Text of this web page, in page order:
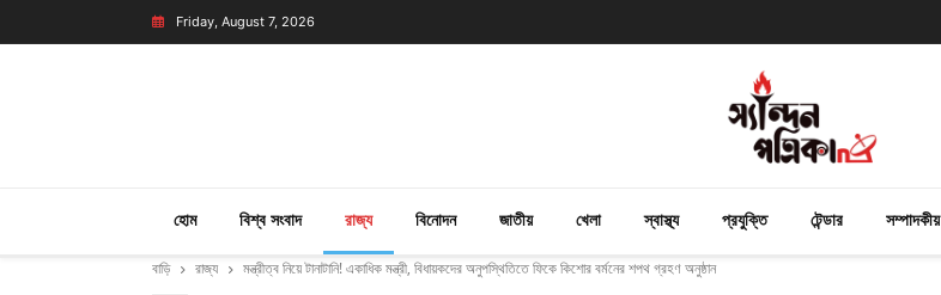
Friday, August 7, 2026
হোম বিশ্ব সংবাদ রাজ্য বিনোদন জাতীয় খেলা স্বাস্থ্য প্রযুক্তি টেন্ডার সম্পাদকীয়
বাড়ি রাজ্য মন্ত্রীত্ব নিয়ে টানাটানি! একাধিক মন্ত্রী, বিধায়কদের অনুপস্থিতিতে ফিকে কিশোর বর্মনের শপথ গ্রহণ অনুষ্ঠান